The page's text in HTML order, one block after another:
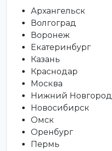
Архангельск
Волгоград
Воронеж
Екатеринбург
Казань
Краснодар
Москва
Нижний Новгород
Новосибирск
Омск
Оренбург
Пермь